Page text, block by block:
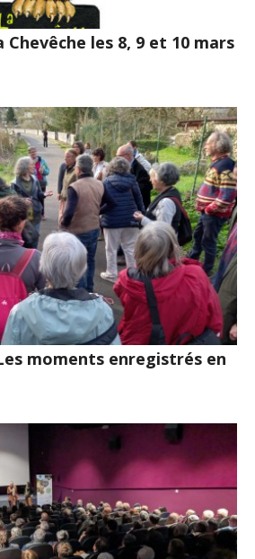
les 8, 9 et 10 mars
moments enregistrés en